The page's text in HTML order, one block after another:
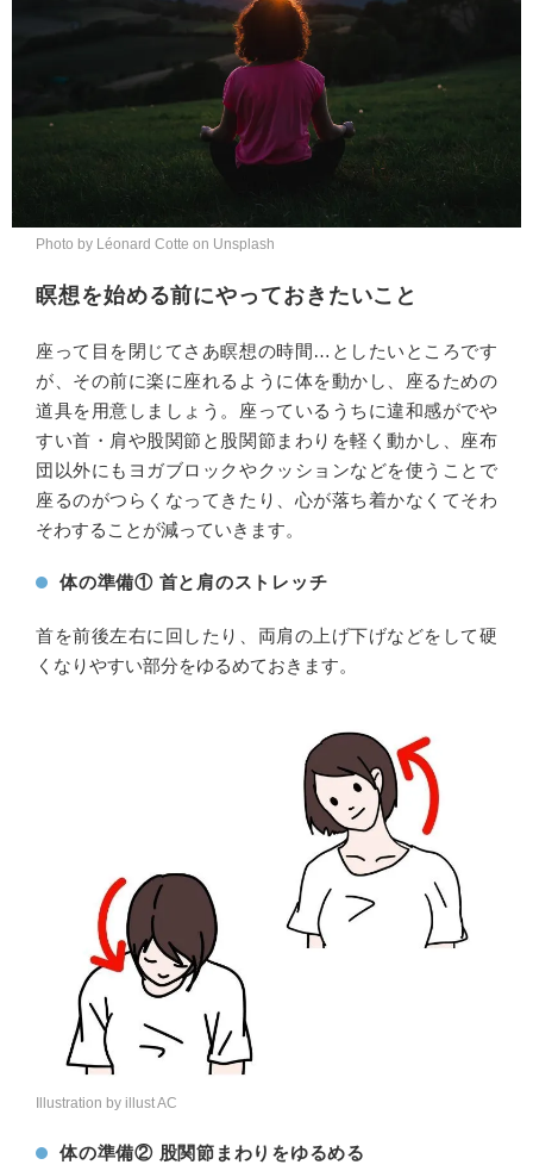
Photo by Léonard Cotte on Unsplash
瞑想を始める前にやっておきたいこと
座って目を閉じてさあ瞑想の時間…としたいところです
が、その前に楽に座れるように体を動かし、座るための
道具を用意しましょう。座っているうちに違和感がでや
すい首・肩や股関節と股関節まわりを軽く動かし、座布
団以外にもヨガブロックやクッションなどを使うことで
座るのがつらくなってきたり、心が落ち着かなくてそわ
そわすることが減っていきます。
体の準備① 首と肩のストレッチ
首を前後左右に回したり、両肩の上げ下げなどをして硬
くなりやすい部分をゆるめておきます。
Illustration by illust AC
体の準備② 股関節まわりをゆるめる